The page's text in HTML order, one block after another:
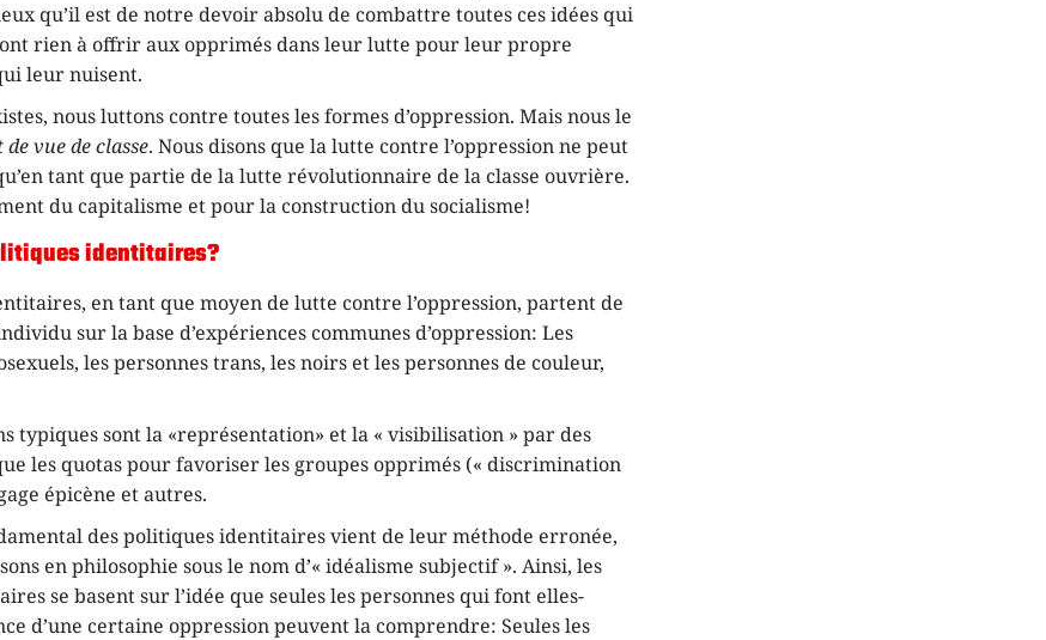
qu’il est de notre devoir absolu de combattre toutes ces idées qui
rien à offrir aux opprimés dans leur lutte pour leur propre
leur nuisent.
nous luttons contre toutes les formes d’oppression. Mais nous le
vue de classe. Nous disons que la lutte contre l’oppression ne peut
tant que partie de la lutte révolutionnaire de la classe ouvrière.
du capitalisme et pour la construction du socialisme!
identitaires?
en tant que moyen de lutte contre l’oppression, partent de
sur la base d’expériences communes d’oppression: Les
les personnes trans, les noirs et les personnes de couleur,
typiques sont la «représentation» et la « visibilisation » par des
les quotas pour favoriser les groupes opprimés (« discrimination
épicène et autres.
des politiques identitaires vient de leur méthode erronée,
en philosophie sous le nom d’« idéalisme subjectif ». Ainsi, les
se basent sur l’idée que seules les personnes qui font elles-
d’une certaine oppression peuvent la comprendre: Seules les